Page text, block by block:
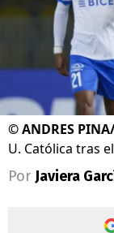
©ANDRES
U. Católica tras
Por Javiera